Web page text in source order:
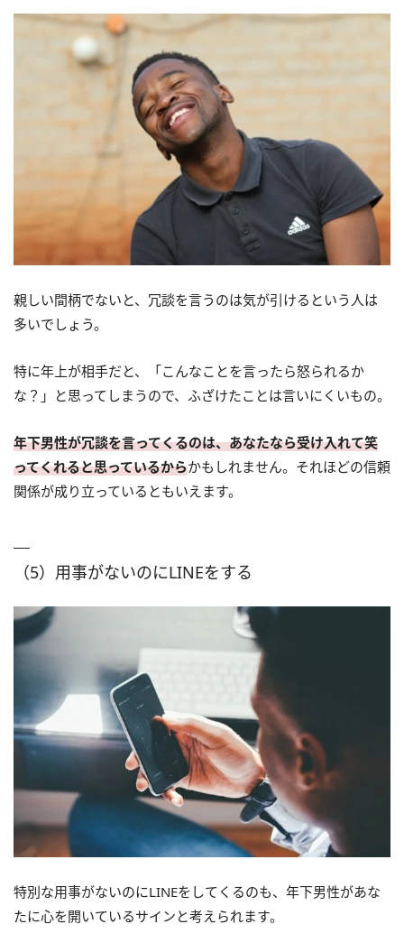
親しい間柄でないと、冗談を言うのは気が引けるという人は
多いでしょう。
特に年上が相手だと、「こんなことを言ったら怒られるか
な？」と思ってしまうので、ふざけたことは言いにくいもの。
年下男性が冗談を言ってくるのは、あなたなら受け入れて笑
ってくれると思っているからかもしれません。それほどの信頼
関係が成り立っているともいえます。
（5）用事がないのにLINEをする
特別な用事がないのにLINEをしてくるのも、年下男性があな
たに心を開いているサインと考えられます。